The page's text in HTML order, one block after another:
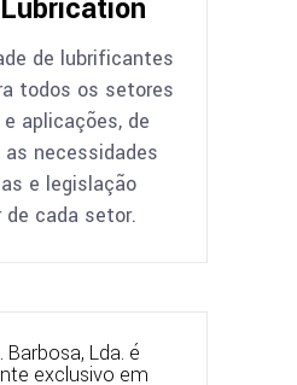
de lubrificantes
todos os setores
aplicações, de
necessidades
e legislação
de cada setor.